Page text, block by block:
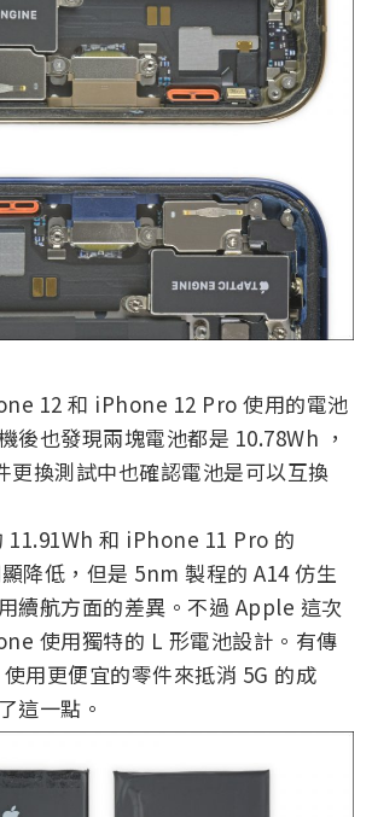
12 和 iPhone 12 Pro 使用的電池
後也發現兩塊電池都是 10.78Wh ，
換測試中也確認電池是可以互換
和 iPhone 11 Pro 的
降低，但是 5nm 製程的 A14 仿生
續航方面的差異。不過 Apple 這次
使用獨特的 L 形電池設計。有傳
用更便宜的零件來抵消 5G 的成
這一點。